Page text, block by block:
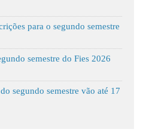
para o segundo semestre
semestre do Fies 2026
segundo semestre vão até 17